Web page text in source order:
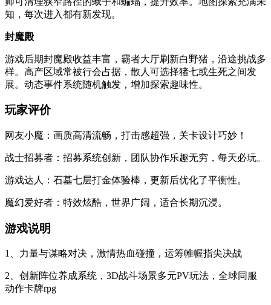
知，每次进入都有新发现。
封魔殿
游戏后期封魔殿收益丰富，霸者大厅刷新白野猪，沿途挑战多
样。高产区域常被行会占据，散人可选择猪七或生死之间发
展。动态事件系统随机触发，增加探索趣味性。
玩家评价
网友小魔：画质高清流畅，打击感超强，关卡设计巧妙！
战士招募者：招募系统创新，团队协作乐趣无穷，每天必玩。
游戏达人：石墓七层打金体验棒，更新后优化了平衡性。
魔幻爱好者：特效炫酷，世界广阔，适合长期沉浸。
游戏说明
1、力量与谋略对决，激情热血碰撞，运筹帷幄指尖决战
2、创新阵位养成系统，3D战斗场景多元PV玩法，全球同服
动作卡牌rpg